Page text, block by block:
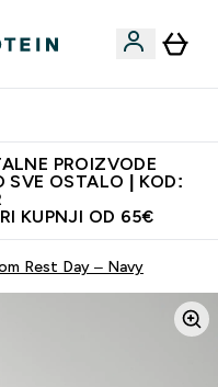
PROIZVODE
SVE OSTALO | KOD:
KUPNJI OD 65€
Rest Day – Navy